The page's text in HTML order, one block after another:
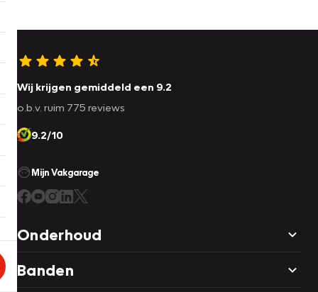
Wij krijgen gemiddeld een 9.2
o.b.v. ruim 775 reviews
9.2/10
Mijn Vakgarage
Onderhoud
Banden